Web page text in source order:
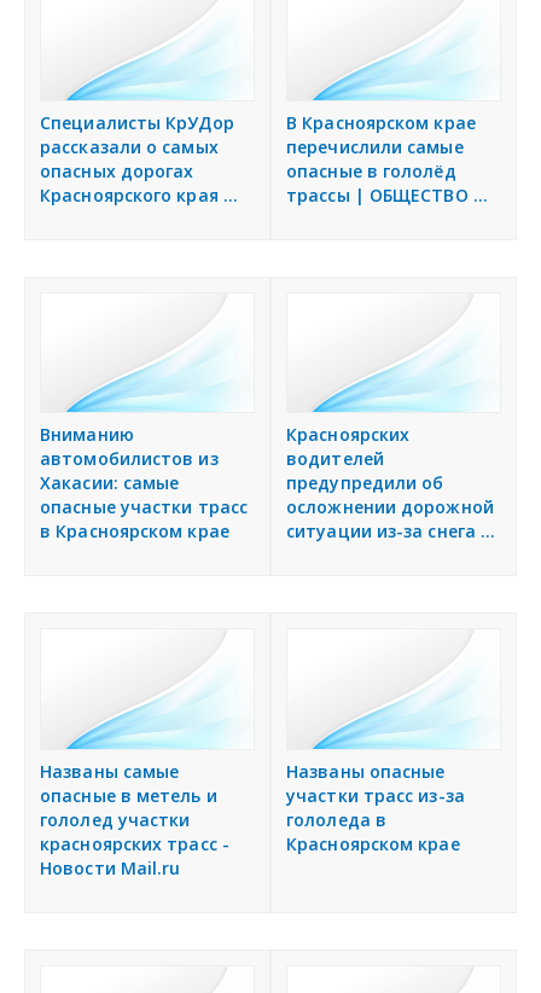
Специалисты КрУДор
рассказали о самых
опасных дорогах
Красноярского края ...
В Красноярском крае
перечислили самые
опасные в гололёд
трассы | ОБЩЕСТВО ...
Вниманию
автомобилистов из
Хакасии: самые
опасные участки трасс
в Красноярском крае
Красноярских
водителей
предупредили об
осложнении дорожной
ситуации из-за снега ...
Названы самые
опасные в метель и
гололед участки
красноярских трасс -
Новости Mail.ru
Названы опасные
участки трасс из-за
гололеда в
Красноярском крае